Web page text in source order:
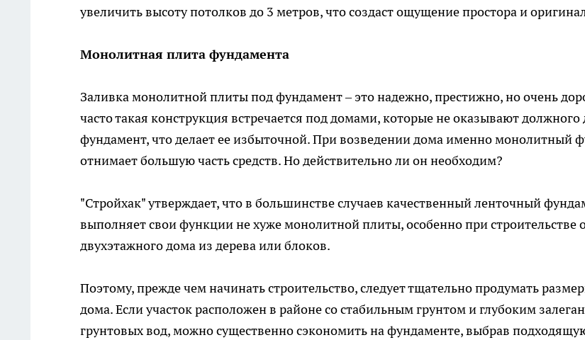
увеличить высоту потолков до 3 метров, что создаст ощущение простора и
Монолитная плита фундамента
Заливка монолитной плиты под фундамент – это надежно, престижно, но очень
часто такая конструкция встречается под домами, которые не оказывают должного
фундамент, что делает ее избыточной. При возведении дома именно монолитный
отнимает большую часть средств. Но действительно ли он необходим?
"Стройхак" утверждает, что в большинстве случаев качественный ленточный
выполняет свои функции не хуже монолитной плиты, особенно при строительстве
двухэтажного дома из дерева или блоков.
Поэтому, прежде чем начинать строительство, следует тщательно продумать
дома. Если участок расположен в районе со стабильным грунтом и глубоким
грунтовых вод, можно существенно сэкономить на фундаменте, выбрав